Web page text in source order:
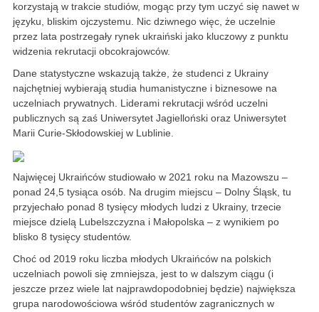
korzystają w trakcie studiów, mogąc przy tym uczyć się nawet w
języku, bliskim ojczystemu. Nic dziwnego więc, że uczelnie
przez lata postrzegały rynek ukraiński jako kluczowy z punktu
widzenia rekrutacji obcokrajowców.
Dane statystyczne wskazują także, że studenci z Ukrainy
najchętniej wybierają studia humanistyczne i biznesowe na
uczelniach prywatnych. Liderami rekrutacji wśród uczelni
publicznych są zaś Uniwersytet Jagielloński oraz Uniwersytet
Marii Curie-Skłodowskiej w Lublinie.
Najwięcej Ukraińców studiowało w 2021 roku na Mazowszu –
ponad 24,5 tysiąca osób. Na drugim miejscu – Dolny Śląsk, tu
przyjechało ponad 8 tysięcy młodych ludzi z Ukrainy, trzecie
miejsce dzielą Lubelszczyzna i Małopolska – z wynikiem po
blisko 8 tysięcy studentów.
Choć od 2019 roku liczba młodych Ukraińców na polskich
uczelniach powoli się zmniejsza, jest to w dalszym ciągu (i
jeszcze przez wiele lat najprawdopodobniej będzie) największa
grupa narodowościowa wśród studentów zagranicznych w